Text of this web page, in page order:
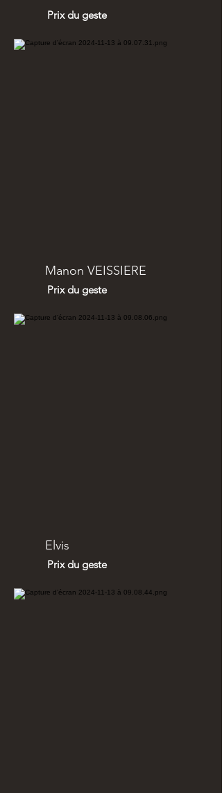
Prix du geste
Manon VEISSIERE
Prix du geste
Elvis
Prix du geste